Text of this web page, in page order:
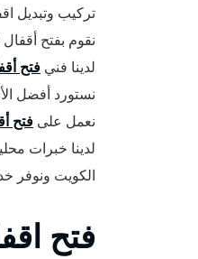
تركيب وتبديل
نقوم بفتح
لدينا فني فتح
نستورد أفضل
نعمل على فتح
لدينا خبرات
الكويت ونوفر
فتح